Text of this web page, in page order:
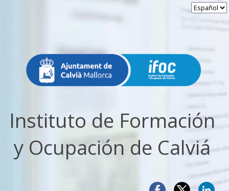
Instituto de Formación
y Ocupación de Calviá